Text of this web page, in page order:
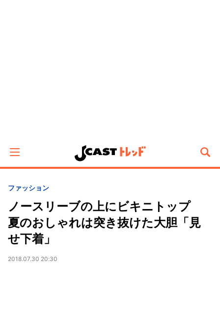
ファッション
ノースリーブの上にビキニトップ
夏のおしゃれは突き抜けた大胆「見
せ下着」
2018.07.30 20:30